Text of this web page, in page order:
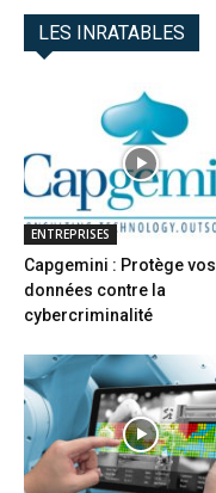
LES INRATABLES
ENTREPRISES
Capgemini : Protège vos
données contre la
cybercriminalité